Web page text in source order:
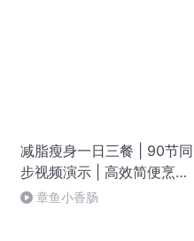
减脂瘦身一日三餐 | 90节同
步视频演示 | 高效简便烹饪
| 上班族适用
章鱼小香肠